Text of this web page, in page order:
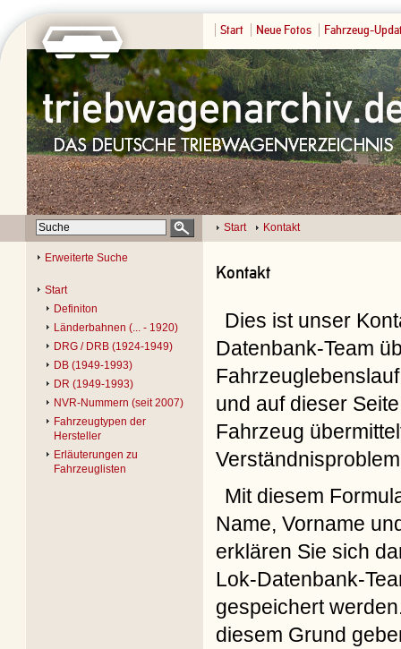
Start Neue Fotos Fahrzeug-
Start Kontakt
Erweiterte Suche
Start
Definiton
Länderbahnen (... - 1920)
DRG / DRB (1924-1949)
DB (1949-1993)
DR (1949-1993)
NVR-Nummern (seit 2007)
Fahrzeugtypen der
Hersteller
Erläuterungen zu
Fahrzeuglisten
Kontakt
Dies ist unser
Datenbank-Team
und auf dieser
Fahrzeug
Mit diesem
Name, Vorname
erklären Sie sich
Lok-Datenbank-
gespeichert
diesem Grund